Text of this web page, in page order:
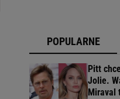
POPULARNE
Pitt
Jolie.
Miraval